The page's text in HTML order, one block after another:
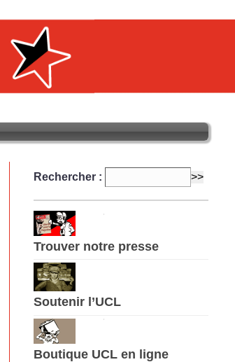
Rechercher :
Trouver notre presse
Soutenir l’UCL
Boutique UCL en ligne